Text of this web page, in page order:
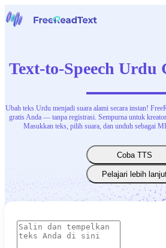
Alat
Hubungi Kami
Text-to-Speech Urdu
Ubah teks Urdu menjadi suara alami secara instan!
gratis Anda — tanpa registrasi. Sempurna untuk
Masukkan teks, pilih suara, dan unduh sebagai
Coba TTS
Pelajari lebih